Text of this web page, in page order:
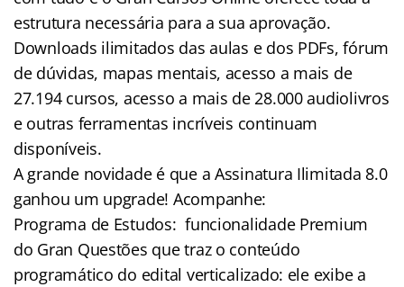
estrutura necessária para a sua aprovação.
Downloads ilimitados das aulas e dos PDFs, fórum
de dúvidas, mapas mentais, acesso a mais de
27.194 cursos, acesso a mais de 28.000 audiolivros
e outras ferramentas incríveis continuam
disponíveis.
A grande novidade é que a Assinatura Ilimitada 8.0
ganhou um upgrade! Acompanhe:
Programa de Estudos: funcionalidade Premium
do Gran Questões que traz o conteúdo
programático do edital verticalizado: ele exibe a